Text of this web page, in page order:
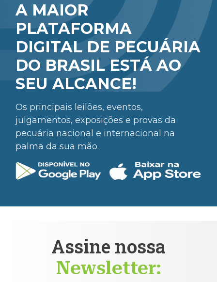
A MAIOR
PLATAFORMA
DIGITAL DE PECUÁRIA
DO BRASIL ESTÁ AO
SEU ALCANCE!
Os principais leilões, eventos,
julgamentos, exposições e provas da
pecuária nacional e internacional na
palma da sua mão.
Assine nossa
Newsletter: